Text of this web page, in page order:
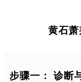
黄石
步骤一： 诊断